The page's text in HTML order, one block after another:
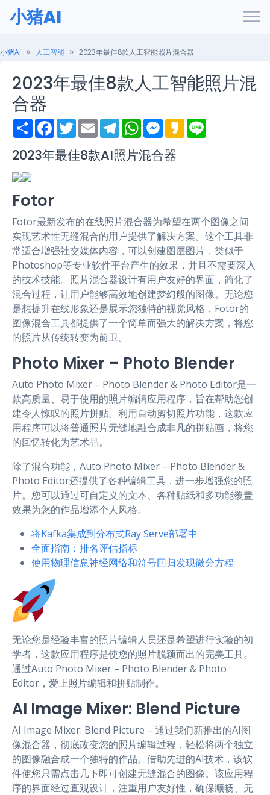
小猪AI
小猪AI 人工智能 2023年最佳8款人工智能照片混合器
2023年最佳8款人工智能照片混
合器
S
h
r
e
F
a
e
b
T
w
t
t
E
m
i
l
T
e
e
g
W
h
t
s
M
e
s
e
K
a
2023年最佳8款AI照片混合器
Fotor
Fotor最新发布的在线照片混合器为希望在两个图像之间
实现艺术性无缝混合的用户提供了解决方案。这个工具非
常适合增强社交媒体内容，可以创建图层图片，类似于
Photoshop等专业软件平台产生的效果，并且不需要深入
的技术技能。照片混合器设计有用户友好的界面，简化了
混合过程，让用户能够高效地创建梦幻般的图像。无论您
是想提升在线形象还是展示您独特的视觉风格，Fotor的
图像混合工具都提供了一个简单而强大的解决方案，将您
的照片从传统转变为前卫。
Photo Mixer – Photo Blender
Auto Photo Mixer – Photo Blender & Photo Editor是一
款高质量、易于使用的照片编辑应用程序，旨在帮助您创
建令人惊叹的照片拼贴。利用自动剪切照片功能，这款应
用程序可以将普通照片无缝地融合成非凡的拼贴画，将您
的回忆转化为艺术品。
除了混合功能，Auto Photo Mixer – Photo Blender &
Photo Editor还提供了各种编辑工具，进一步增强您的照
片。您可以通过可自定义的文本、各种贴纸和多功能覆盖
效果为您的作品增添个人风格。
将Kafka集成到分布式Ray Serve部署中
全面指南：排名评估指标
使用物理信息神经网络和符号回归发现微分方程
无论您是经验丰富的照片编辑人员还是希望进行实验的初
学者，这款应用程序是使您的照片脱颖而出的完美工具。
通过Auto Photo Mixer – Photo Blender & Photo
Editor，爱上照片编辑和拼贴制作。
AI Image Mixer: Blend Picture
AI Image Mixer: Blend Picture – 通过我们新推出的AI图
像混合器，彻底改变您的照片编辑过程，轻松将两个独立
的图像融合成一个独特的作品。借助先进的AI技术，该软
件使您只需点击几下即可创建无缝混合的图像。该应用程
序的界面经过直观设计，注重用户友好性，确保顺畅、无